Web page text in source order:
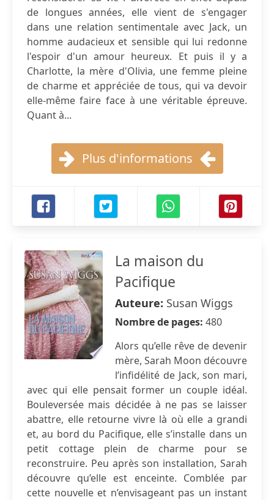
de longues années, elle vient de s'engager
dans une relation sentimentale avec Jack, un
homme audacieux et sensible qui lui redonne
l'espoir d'un amour heureux. Et puis il y a
Charlotte, la mère d'Olivia, une femme pleine
de charme et appréciée de tous, qui va devoir
elle-même faire face à une véritable épreuve.
Quant à...
Plus d'informations
La maison du
Pacifique
Auteure: Susan Wiggs
Nombre de pages: 480
Alors qu’elle rêve de devenir
mère, Sarah Moon découvre
l’infidélité de Jack, son mari,
avec qui elle pensait former un couple idéal.
Bouleversée mais décidée à ne pas se laisser
abattre, elle retourne vivre là où elle a grandi
et, au bord du Pacifique, elle s’installe dans un
petit cottage plein de charme pour se
reconstruire. Peu après son installation, Sarah
découvre qu’elle est enceinte. Comblée par
cette nouvelle et n’envisageant pas un instant